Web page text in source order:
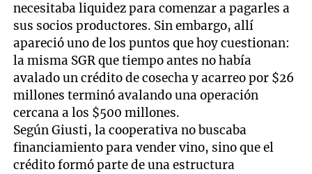
necesitaba liquidez para comenzar a pagarles a
sus socios productores. Sin embargo, allí
apareció uno de los puntos que hoy cuestionan:
la misma SGR que tiempo antes no había
avalado un crédito de cosecha y acarreo por $26
millones terminó avalando una operación
cercana a los $500 millones.
Según Giusti, la cooperativa no buscaba
financiamiento para vender vino, sino que el
crédito formó parte de una estructura